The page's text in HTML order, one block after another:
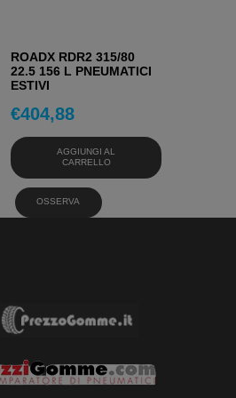
ROADX RDR2 315/80
22.5 156 L PNEUMATICI
ESTIVI
€404,88
AGGIUNGI AL
CARRELLO
OSSERVA